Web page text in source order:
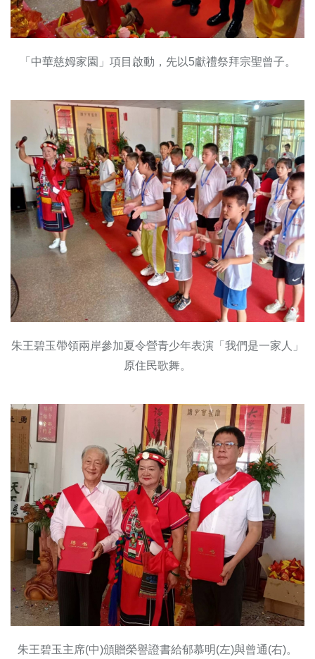
「中華慈姆家園」項目啟動，先以5獻禮祭拜宗聖曾子。
朱王碧玉帶領兩岸參加夏令營青少年表演「我們是一家人」
原住民歌舞。
朱王碧玉主席(中)頒贈榮譽證書給郁慕明(左)與曾通(右)。